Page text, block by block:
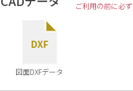
ご利用の前に必
図面DXFデータ